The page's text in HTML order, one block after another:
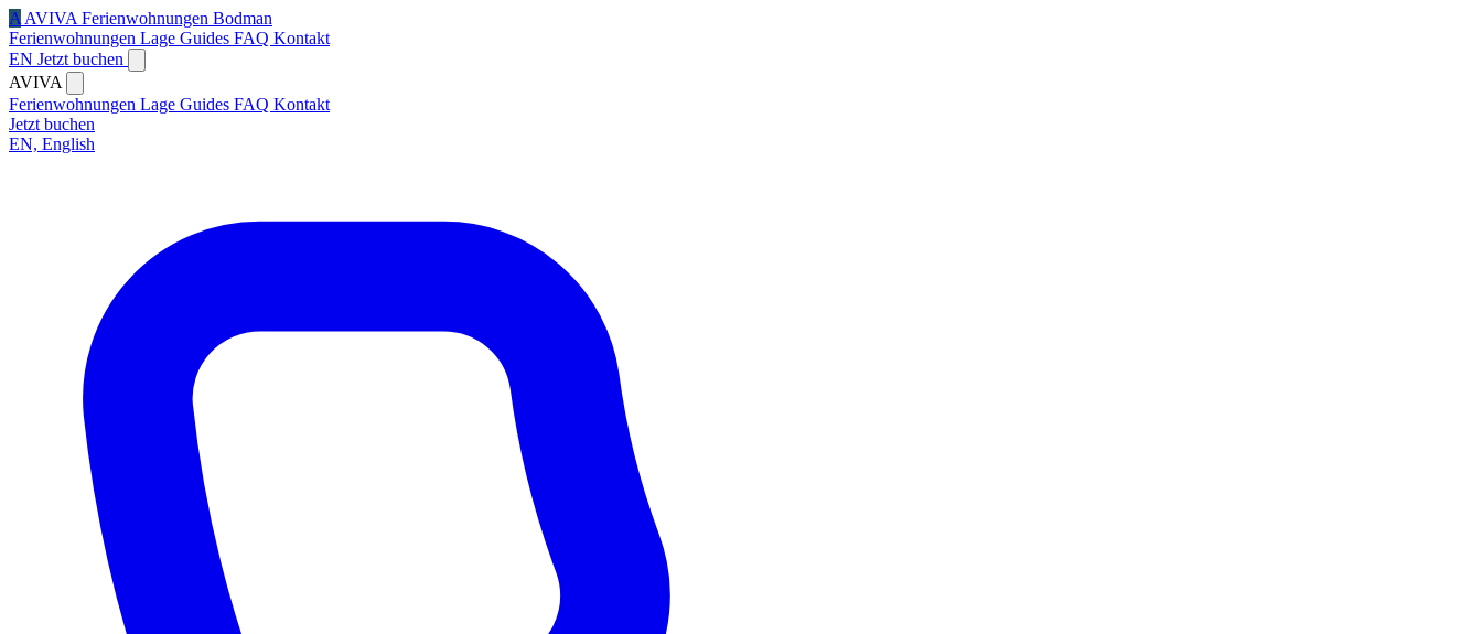
A AVIVA Ferienwohnungen Bodman
Ferienwohnungen Lage Guides FAQ Kontakt
EN Jetzt buchen
AVIVA
Ferienwohnungen Lage Guides FAQ Kontakt
Jetzt buchen
EN, English